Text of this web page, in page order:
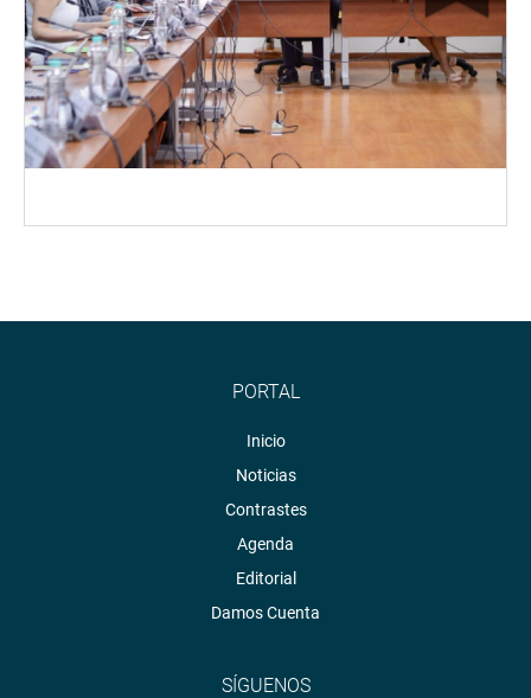
PORTAL
Inicio
Noticias
Contrastes
Agenda
Editorial
Damos Cuenta
SÍGUENOS